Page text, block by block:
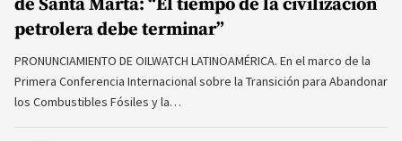
petrolera debe terminar”
PRONUNCIAMIENTO DE OILWATCH LATINOAMÉRICA. En el marco de la
Primera Conferencia Internacional sobre la Transición para Abandonar
los Combustibles Fósiles y la…